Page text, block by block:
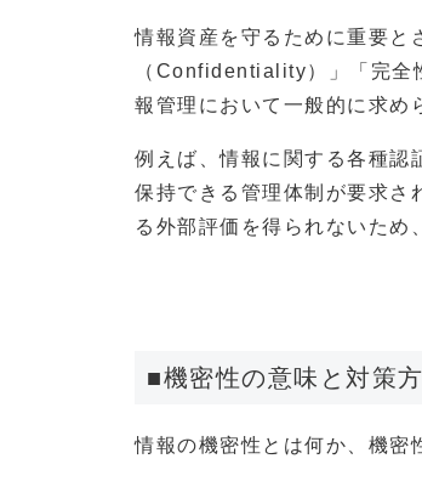
情報資産を守るために重要と
（Confidentiality）」「完
報管理において一般的に求め
例えば、情報に関する各種認
保持できる管理体制が要求さ
る外部評価を得られないため
■機密性の意味と対策
情報の機密性とは何か、機密